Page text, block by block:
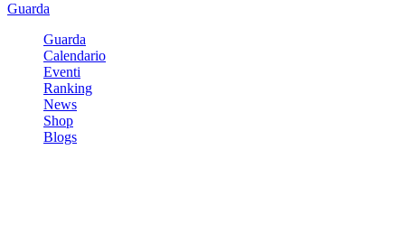
Guarda
Guarda
Calendario
Eventi
Ranking
News
Shop
Blogs